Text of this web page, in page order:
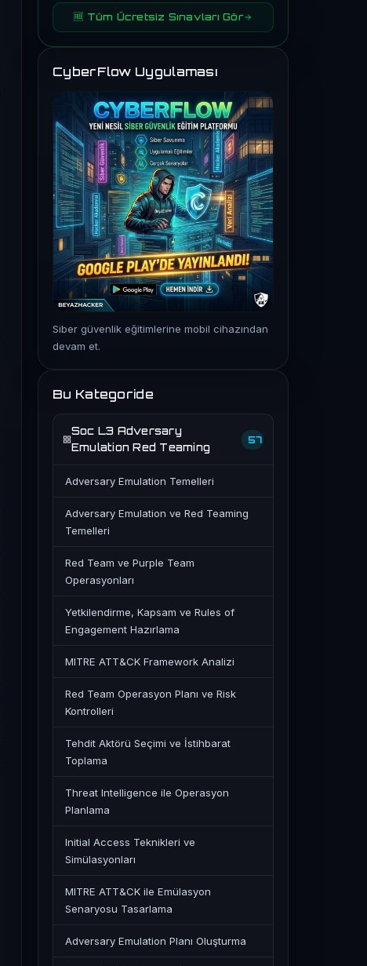
🆓 Tüm Ücretsiz Sınavları Gör
CyberFlow Uygulaması
Siber güvenlik eğitimlerine mobil cihazından
devam et.
Bu Kategoride
Soc L3 Adversary
Emulation Red Teaming
57
Adversary Emulation Temelleri
Adversary Emulation ve Red Teaming
Temelleri
Red Team ve Purple Team
Operasyonları
Yetkilendirme, Kapsam ve Rules of
Engagement Hazırlama
MITRE ATT&CK Framework Analizi
Red Team Operasyon Planı ve Risk
Kontrolleri
Tehdit Aktörü Seçimi ve İstihbarat
Toplama
Threat Intelligence ile Operasyon
Planlama
Initial Access Teknikleri ve
Simülasyonları
MITRE ATT&CK ile Emülasyon
Senaryosu Tasarlama
Adversary Emulation Planı Oluşturma